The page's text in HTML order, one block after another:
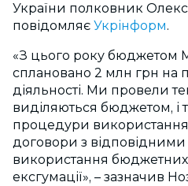
України полковник
повідомляє Укрінформ.
«З цього року бюджетом
сплановано 2 млн грн на
діяльності. Ми провели
виділяються бюджетом, і
процедури
договори з відповідними
використання бюджетних
ексгумації», – зазначив